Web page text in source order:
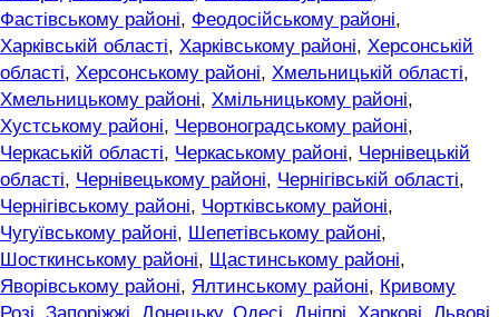
Фастівському районі, Феодосійському районі,
Харківській області, Харківському районі, Херсонській
області, Херсонському районі, Хмельницькій області,
Хмельницькому районі, Хмільницькому районі,
Хустському районі, Червоноградському районі,
Черкаській області, Черкаському районі, Чернівецькій
області, Чернівецькому районі, Чернігівській області,
Чернігівському районі, Чортківському районі,
Чугуївському районі, Шепетівському районі,
Шосткинському районі, Щастинському районі,
Яворівському районі, Ялтинському районі, Кривому